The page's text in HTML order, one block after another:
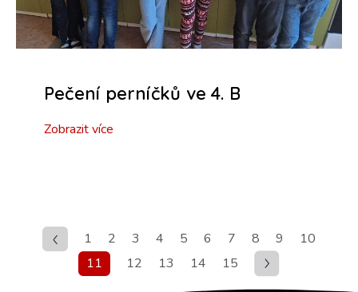
Pečení perníčků ve 4. B
Zobrazit více
1 2 3 4 5 6 7 8 9
10
11
12 13 14 15